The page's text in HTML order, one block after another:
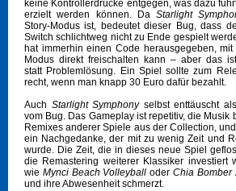
keine Kontrollerdrücke entgegen, was dazu
erzielt werden können. Da Starlight
Story-Modus ist, bedeutet dieser Bug, dass
Switch schlichtweg nicht zu Ende gespielt
hat immerhin einen Code herausgegeben,
Modus direkt freischalten kann – aber das
statt Problemlösung. Ein Spiel sollte zum
recht, wenn man knapp 30 Euro dafür bezahlt.
Auch Starlight Symphony selbst enttäuscht
vom Bug. Das Gameplay ist repetitiv, die Musik
Remixes anderer Spiele aus der Collection,
ein Nachgedanke, der mit zu wenig Zeit und
wurde. Die Zeit, die in dieses neue Spiel
die Remastering weiterer Klassiker investiert
wie Mynci Beach Volleyball oderChia Bomber
und ihre Abwesenheit schmerzt.